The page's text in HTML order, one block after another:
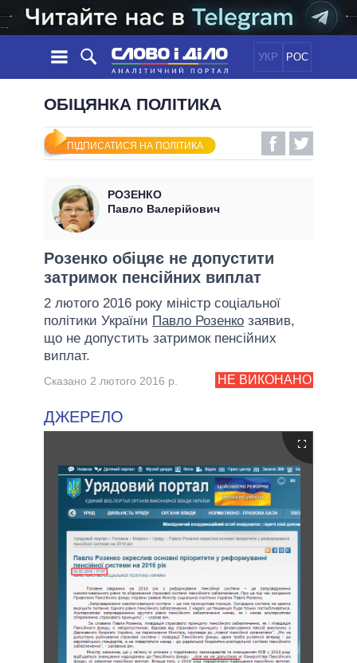
УКР РОС
НОВИНИ
СТРІЧКА
ПОДІЇ
СТАТТІ
ДУМКИ
ОГЛЯДИ
ДАЙДЖЕСТИ
ПОЛІТИКА
ЕКОНОМІКА
СВІТ
ОБIЦЯНКИ
УСІ ПОЛІТИКИ
ПРЕЗИДЕНТ І ОФІС
ВЕРХОВНА РАДА
КАБІНЕТ МІНІСТРІВ
ГОЛОВИ ОБЛАДМІНІСТРАЦІЙ
МЕРИ МІСТ
ВСІ ПЕРСОНИ
ІНФОГРАФІКА
ПІДТРИМАТИ
ПОРІВНЯННЯ ПОЛІТИКІВ
ОБІЦЯНКА ПОЛІТИКА
ПІДПИСАТИСЯ НА ПОЛІТИКА
РОЗЕНКО
Павло Валерійович
Розенко обіцяє не допустити
затримок пенсійних виплат
2 лютого 2016 року міністр соціальної
політики України Павло Розенко заявив,
що не допустить затримок пенсійних
виплат.
НЕ ВИКОНАНО
Сказано 2 лютого 2016 р.
ДЖЕРЕЛО